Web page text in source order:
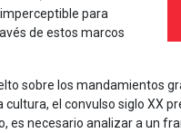
para
de estos marcos
sobre los mandamientos
el convulso siglo XX
es necesario analizar a un